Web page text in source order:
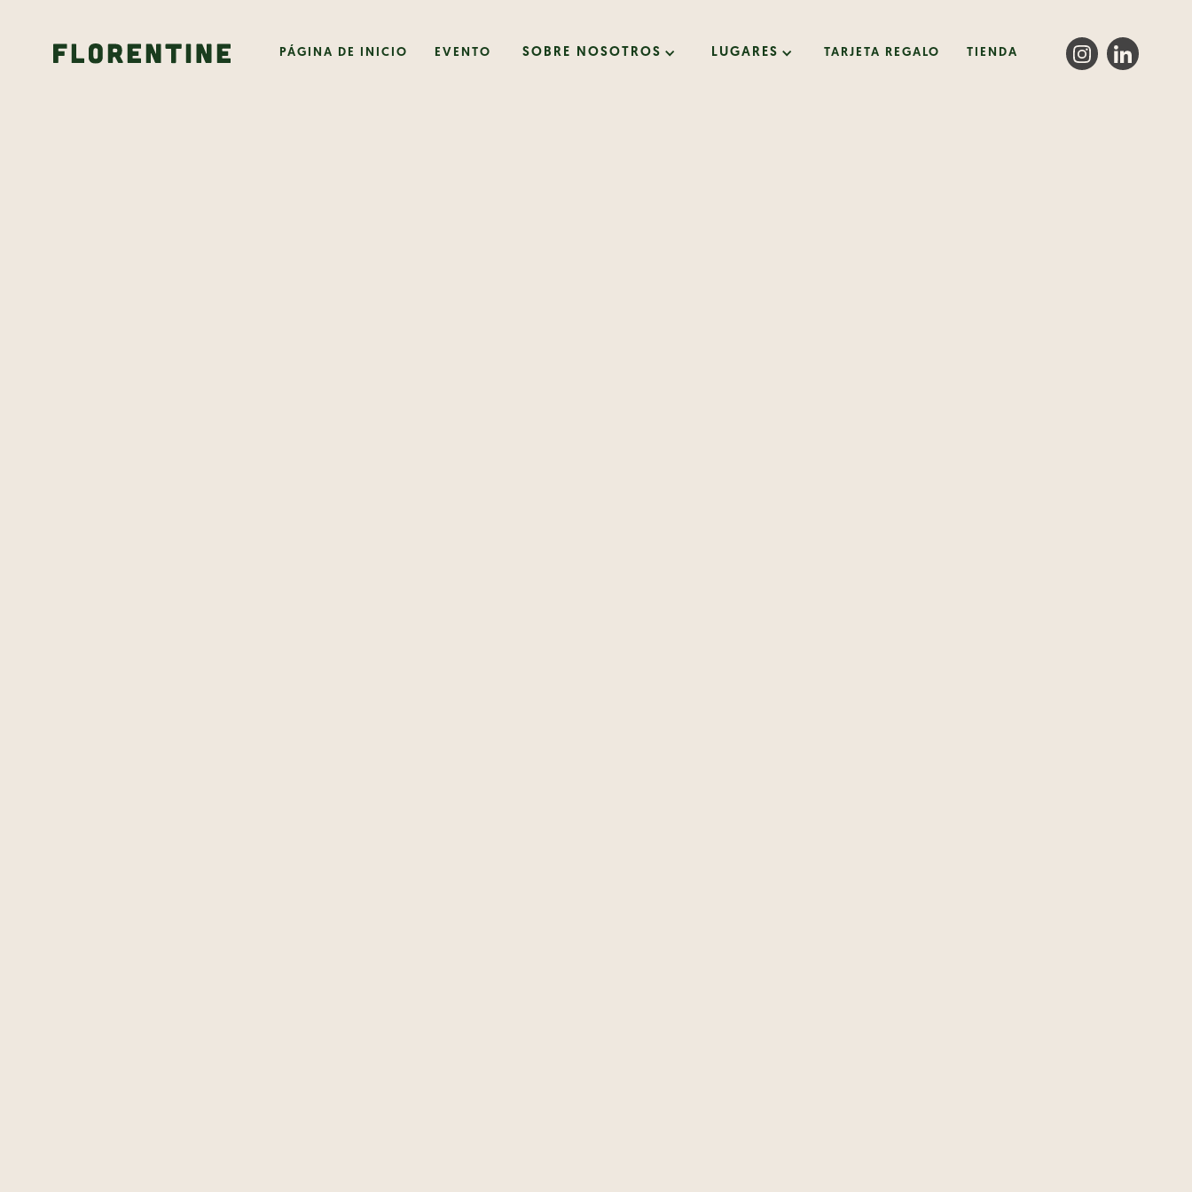
PÁGINA DE INICIO EVENTO SOBRE NOSOTROS LUGARES TARJETA REGALO TIENDA